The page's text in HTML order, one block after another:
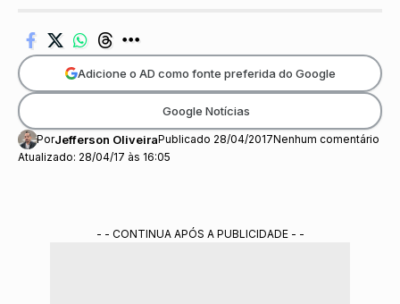
Atualizado: 28/04/17 às 16:05
PorJefferson OliveiraPublicado 28/04/2017Nenhum comentário
Adicione o AD como fonte preferida do Google
Google Notícias
- - CONTINUA APÓS A PUBLICIDADE - -